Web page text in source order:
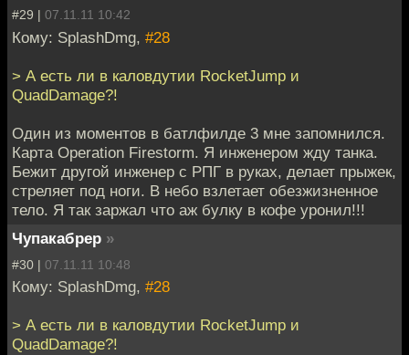
#29 | 07.11.11 10:42
Кому: SplashDmg, #28
> А есть ли в каловдутии RocketJump и
QuadDamage?!
Один из моментов в батлфилде 3 мне запомнился.
Карта Operation Firestorm. Я инженером жду танка.
Бежит другой инженер с РПГ в руках, делает прыжек,
стреляет под ноги. В небо взлетает обезжизненное
тело. Я так заржал что аж булку в кофе уронил!!!
Чупакабрер »
#30 | 07.11.11 10:48
Кому: SplashDmg, #28
> А есть ли в каловдутии RocketJump и
QuadDamage?!